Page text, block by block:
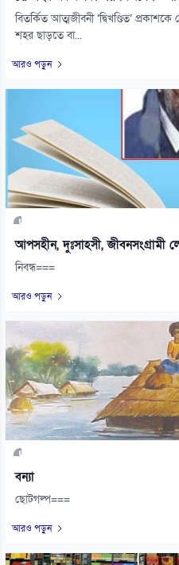
বিতর্কিত আত্মজীবনী ‘দ্বিখণ্ডিত’
শহর ছাড়তে বা...
আরও পড়ুন
আপসহীন, দুঃসাহসী,
নিবন্ধ===
আরও পড়ুন
বন্যা
ছোটগল্প===
আরও পড়ুন